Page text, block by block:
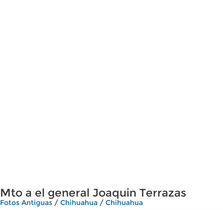
Mto a el general Joaquin Terrazas
Fotos Antiguas / Chihuahua / Chihuahua